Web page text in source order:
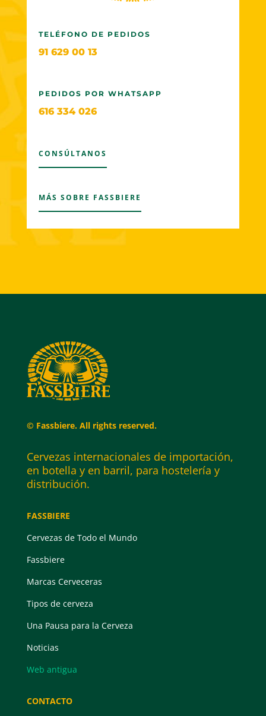
TELÉFONO DE PEDIDOS
91 629 00 13
PEDIDOS POR WHATSAPP
616 334 026
CONSÚLTANOS
MÁS SOBRE FASSBIERE
© Fassbiere. All rights reserved.
Cervezas internacionales de importación,
en botella y en barril, para hostelería y
distribución.
FASSBIERE
Cervezas de Todo el Mundo
Fassbiere
Marcas Cerveceras
Tipos de cerveza
Una Pausa para la Cerveza
Noticias
Web antigua
CONTACTO